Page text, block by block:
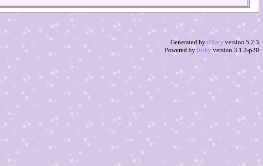
Generated by tDiary version 5.2.3
Powered by Ruby version 3.1.2-p20